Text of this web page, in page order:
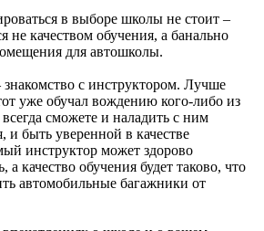
в выборе школы не стоит –
не качеством обучения, а банально
для автошколы.
с инструктором. Лучше
уже обучал вождению кого-либо из
сможете и наладить с ним
и быть уверенной в качестве
инструктор может здорово
качество обучения будет таково, что
автомобильные багажники от